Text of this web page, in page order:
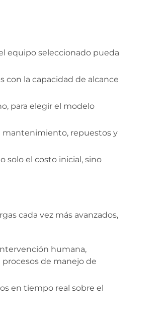
equipo seleccionado pueda
con la capacidad de alcance
para elegir el modelo
mantenimiento, repuestos y
solo el costo inicial, sino
cada vez más avanzados,
humana,
de manejo de
en tiempo real sobre el